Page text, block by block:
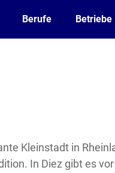
Berufe Betriebe
Kleinstadt in
In Diez gibt es